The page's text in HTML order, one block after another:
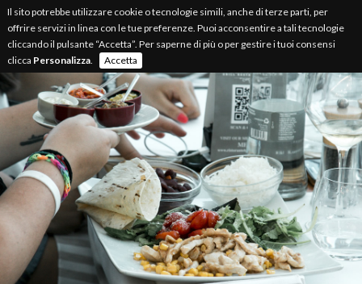
Il sito potrebbe utilizzare cookie o tecnologie simili, anche di terze parti, per
offrire servizi in linea con le tue preferenze. Puoi acconsentire a tali tecnologie
cliccando il pulsante “Accetta”. Per saperne di più o per gestire i tuoi consensi
clicca Personalizza. Accetta